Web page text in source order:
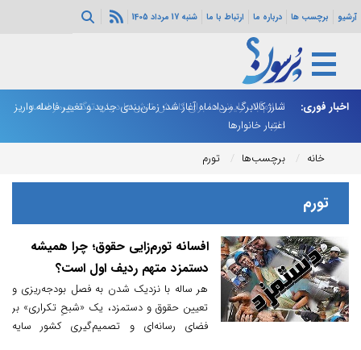
آرشیو برچسب ها درباره ما ارتباط با ما شنبه 17 مرداد 1405
اخبار فوری:
اسلام‌آباد: رایزنی‌ها برای کاهش تنش‌ها درباره تنگه هرمز ادامه
دارد
شارژ کالابرگ مردادماه آغاز شد؛ زمان‌بندی جدید و تغییر فاصله واریز
اعتبار خانوارها
خانه
برچسب‌ها تورم
تورم
افسانه تورم‌زایی حقوق؛ چرا همیشه
دستمزد متهم ردیف اول است؟
هر ساله با نزدیک شدن به فصل بودجه‌ریزی و
تعیین حقوق و دستمزد، یک «شبحِ تکراری» بر
فضای رسانه‌ای و تصمیم‌گیری کشور سایه